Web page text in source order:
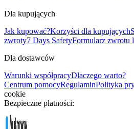
Dla kupujących
Jak kupować?Korzyści dla kupujących
zwroty7 Days SafetyFormularz zwrotu
Dla dostawców
Warunki współpracyDlaczego warto?
Centrum pomocyRegulaminPolityka
cookie
Bezpieczne płatności: